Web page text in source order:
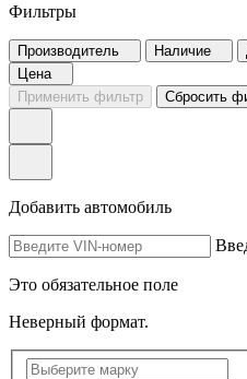
Фильтры
Производитель Наличие
Цена
Применить фильтр
Сбросить
Добавить автомобиль
Это обязательное поле
Неверный формат.